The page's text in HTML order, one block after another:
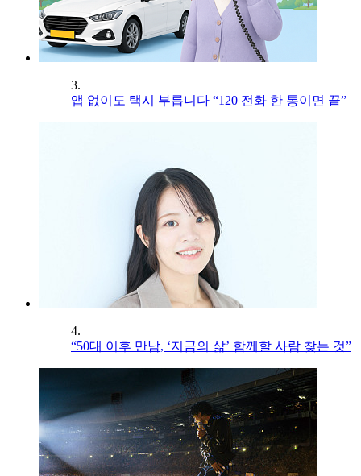
3.
앱 없이도 택시 부릅니다 “120 전화 한 통이면 끝”
4.
“50대 이후 만남, ‘지금의 삶’ 함께할 사람 찾는 것”